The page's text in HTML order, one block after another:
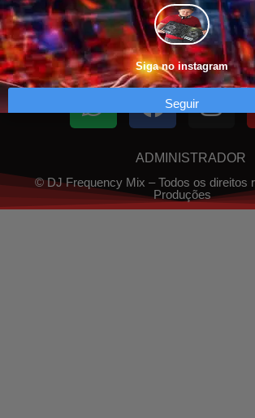
Contato para Shows e Produções CD’s
Whatsapp (49) 9 9169-
Siga DJ Frequency Mix nas
ADMINISTRADOR
© DJ Frequency Mix – Todos os direitos
Produções
Siga no instagram
Seguir